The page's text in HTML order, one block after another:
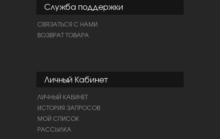
Служба поддержки
СВЯЗАТЬСЯ С НАМИ
ВОЗВРАТ ТОВАРА
Личный Кабинет
ЛИЧНЫЙ КАБИНЕТ
ИСТОРИЯ ЗАПРОСОВ
МОЙ СПИСОК
РАССЫЛКА